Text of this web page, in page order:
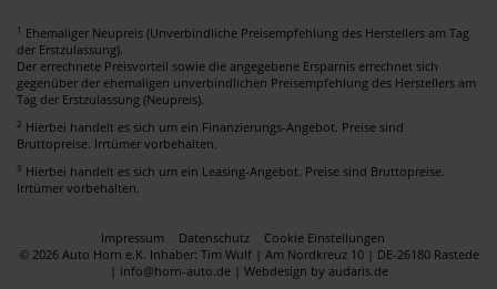
1 Ehemaliger Neupreis (Unverbindliche Preisempfehlung des Herstellers am Tag
der Erstzulassung).
Der errechnete Preisvorteil sowie die angegebene Ersparnis errechnet sich
gegenüber der ehemaligen unverbindlichen Preisempfehlung des Herstellers am
Tag der Erstzulassung (Neupreis).
2 Hierbei handelt es sich um ein Finanzierungs-Angebot. Preise sind
Bruttopreise. Irrtümer vorbehalten.
3 Hierbei handelt es sich um ein Leasing-Angebot. Preise sind Bruttopreise.
Irrtümer vorbehalten.
Impressum Datenschutz
Cookie Einstellungen
© 2026 Auto Horn e.K. Inhaber: Tim Wulf | Am Nordkreuz 10 | DE-26180 Rastede
| info@horn-auto.de | Webdesign by audaris.de